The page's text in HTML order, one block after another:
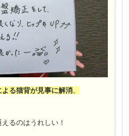
る猫背が見事に解消。
るのはうれしい！